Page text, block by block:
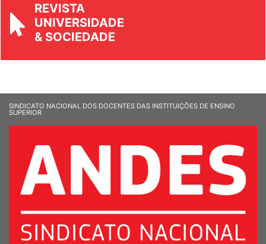
REVISTA
UNIVERSIDADE
& SOCIEDADE
SINDICATO NACIONAL DOS DOCENTES DAS INSTITUIÇÕES DE ENSINO
SUPERIOR